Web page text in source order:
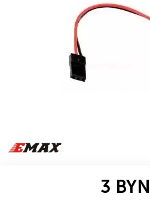
3 BYN